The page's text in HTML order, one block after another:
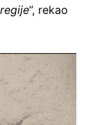
”, rekao